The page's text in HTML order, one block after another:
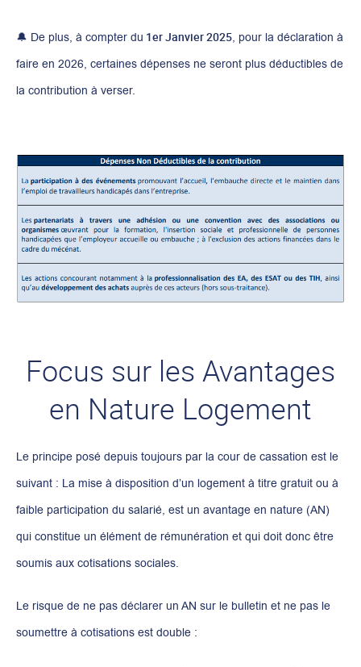
🔔 De plus, à compter du 1er Janvier 2025, pour la déclaration à
faire en 2026, certaines dépenses ne seront plus déductibles de
la contribution à verser.
Focus sur les Avantages
en Nature Logement
Le principe posé depuis toujours par la cour de cassation est le
suivant : La mise à disposition d’un logement à titre gratuit ou à
faible participation du salarié, est un avantage en nature (AN)
qui constitue un élément de rémunération et qui doit donc être
soumis aux cotisations sociales.
Le risque de ne pas déclarer un AN sur le bulletin et ne pas le
soumettre à cotisations est double :